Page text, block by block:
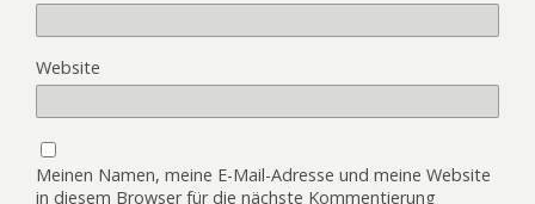
Website
Meinen Namen, meine E-Mail-Adresse und meine Website
in diesem Browser für die nächste Kommentierung